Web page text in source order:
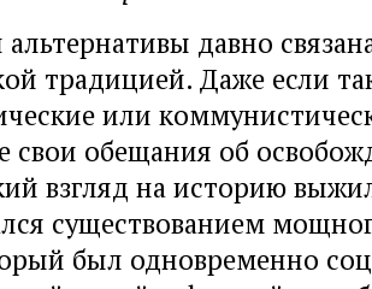
давно
традицией. Даже если
или
свои обещания об
взгляд на историю
существованием
был одновременно